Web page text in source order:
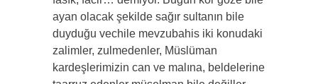
ayan olacak şekilde sağır sultanın bile
duyduğu vechile mevzubahis iki konudaki
zalimler, zulmedenler, Müslüman
kardeşlerimizin can ve malına, beldelerine